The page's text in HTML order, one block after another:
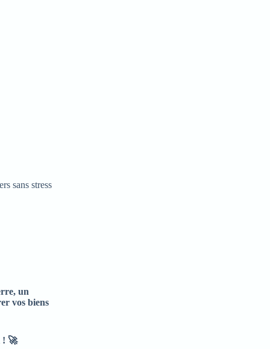
sans stress
un
vos biens
! 🚀